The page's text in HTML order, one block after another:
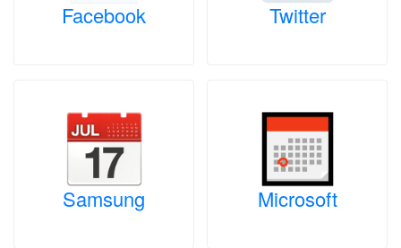
Facebook Twitter
Samsung Microsoft